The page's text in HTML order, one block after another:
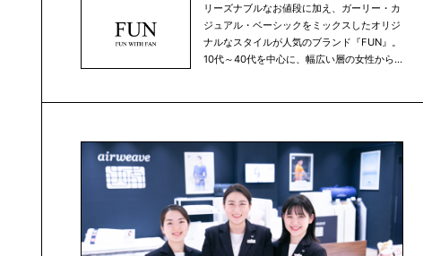
リーズナブルなお値段に加え、ガーリー・カ
ジュアル・ベーシックをミックスしたオリジ
ナルなスタイルが人気のブランド『FUN』。
10代～40代を中心に、幅広い層の女性から
ら、毎年1～3店舗のペースで店舗数を拡大中
です。